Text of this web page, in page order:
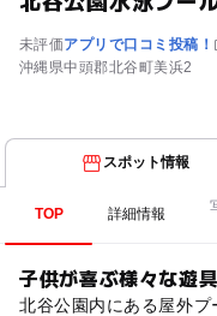
未評価アプリで口コミ投稿！
沖縄県中頭郡北谷町美浜2
スポット情報
TOP 詳細情報
子供が喜ぶ様々な遊
北谷公園内にある屋外プ